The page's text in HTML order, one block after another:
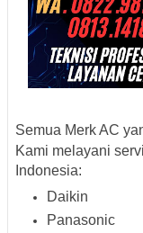
Semua Merk AC
Kami melayani
Indonesia:
Daikin
Panasonic